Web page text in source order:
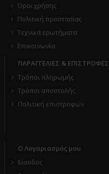
Όροι χρήσης
Πολιτική προστασίας
Τεχνικά ερωτήματα
Επικοινωνία
ΠΑΡΑΓΓΕΛΙΕΣ & ΕΠΙΣΤΡΟΦΕΣ
Τρόποι πληρωμής
Τρόποι αποστολής
Πολιτική επιστροφών
Ο Λογαριασμός μου
Είσοδος